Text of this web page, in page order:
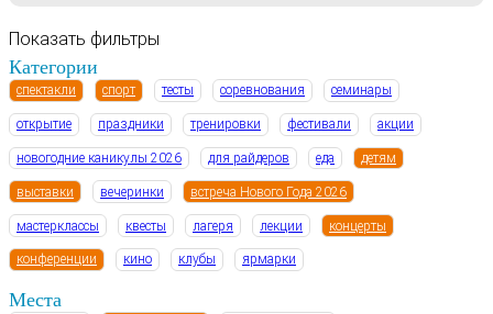
Показать фильтры
Категории
спектакли спорт тесты соревнования семинары
открытие праздники тренировки фестивали акции
новогодние каникулы 2026 для райдеров еда детям
выставки вечеринки встреча Нового Года 2026
мастерклассы квесты лагеря лекции концерты
конференции кино клубы ярмарки
Места